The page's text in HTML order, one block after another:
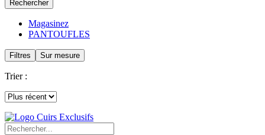
Rechercher
Magasinez
PANTOUFLES
Filtres Sur mesure
Trier :